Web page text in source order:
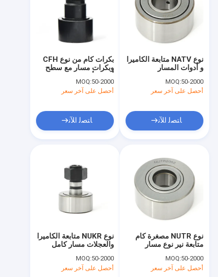
بكرات كام من نوع CFH
وبكرات مسار مع سطح
MOQ:50-2000
أحصل على آخر سعر
ﺎﺘﺼﻟ ﺍﻶﻧ
نوع NATV متابعة الكاميرا
و أدوات المسار
MOQ:50-2000
أحصل على آخر سعر
ﺎﺘﺼﻟ ﺍﻶﻧ
نوع NUKR متابعة الكاميرا
والعجلات مسار كامل
MOQ:50-2000
أحصل على آخر سعر
نوع NUTR مصغرة كام
متابعة نير نوع مسار
أسطوانيةMOQ:50-2000
أحصل على آخر سعر